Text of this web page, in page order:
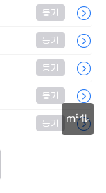
'25. 12
3.28억
'22. 04
m²
등기
등기
등기
등기
등기